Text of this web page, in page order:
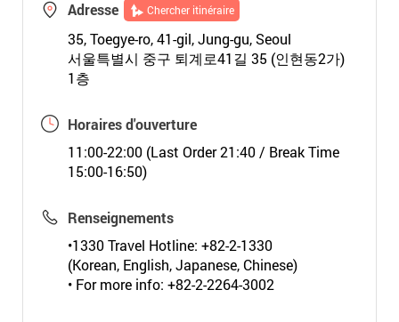
Adresse Chercher itinéraire
35, Toegye-ro, 41-gil, Jung-gu, Seoul
서울특별시 중구 퇴계로41길 35 (인현동2가)
1층
Horaires d'ouverture
11:00-22:00 (Last Order 21:40 / Break Time
15:00-16:50)
Renseignements
•1330 Travel Hotline: +82-2-1330
(Korean, English, Japanese, Chinese)
• For more info: +82-2-2264-3002